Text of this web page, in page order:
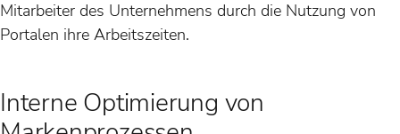
Mitarbeiter des Unternehmens durch die Nutzung von
Portalen ihre Arbeitszeiten.
Interne Optimierung von